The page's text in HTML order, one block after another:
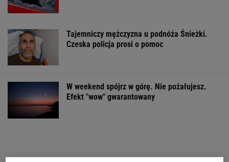
Tajemniczy mężczyzna u podnóża Śnieżki.
Czeska policja prosi o pomoc
W weekend spójrz w górę. Nie pożałujesz.
Efekt "wow" gwarantowany